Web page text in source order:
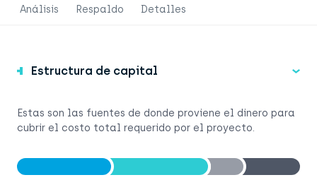
Análisis Respaldo Detalles
Estructura de capital
Estas son las fuentes de donde proviene el dinero para
cubrir el costo total requerido por el proyecto.